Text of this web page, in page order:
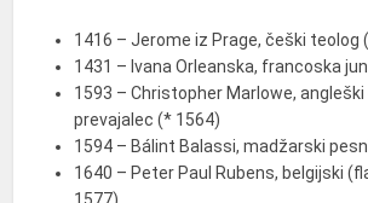
1416 – Jerome iz Prage, češki teolog
1431 – Ivana Orleanska, francoska
1593 – Christopher Marlowe,
prevajalec (* 1564)
1594 – Bálint Balassi, madžarski
1640 – Peter Paul Rubens, belgijski